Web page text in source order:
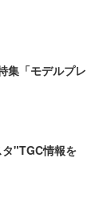
集「モデルプレ
"TGC情報を